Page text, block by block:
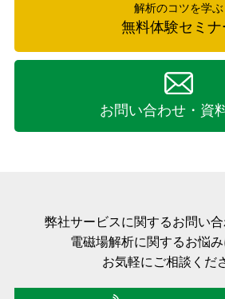
解析のコツを学ぶ
無料体験セミナ
お問い合わせ・資
弊社サービスに関するお問い合
電磁場解析に関するお悩み
お気軽にご相談くだ